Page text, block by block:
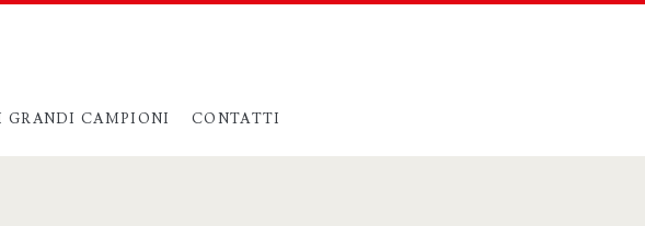
GRANDI CAMPIONI CONTATTI